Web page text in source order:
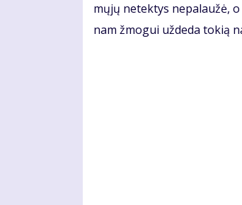
mų­jų ne­tek­tys ne­pa­lau­žė,
nam žmo­gui už­de­da to­kią